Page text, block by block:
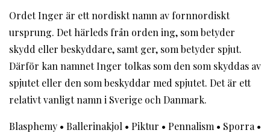
Ordet Inger är ett nordiskt namn av fornnordiskt
ursprung. Det härleds från orden ing, som betyder
skydd eller beskyddare, samt ger, som betyder spjut.
Därför kan namnet Inger tolkas som den som skyddas av
spjutet eller den som beskyddar med spjutet. Det är ett
relativt vanligt namn i Sverige och Danmark.
Blasphemy • Ballerinakjol • Piktur • Pennalism • Sporra •